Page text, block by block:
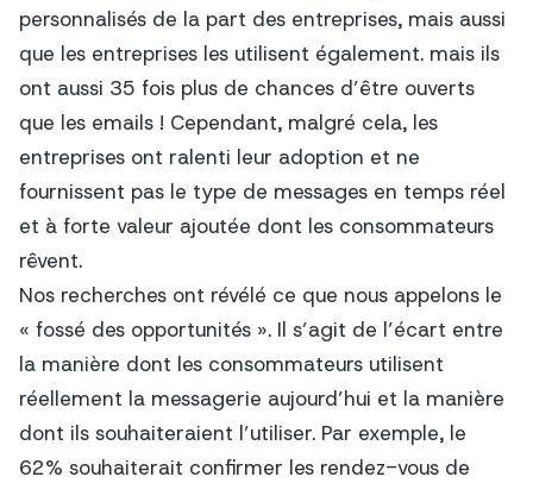
personnalisés de la part des entreprises, mais aussi
que les entreprises les utilisent également. mais ils
ont aussi 35 fois plus de chances d’être ouverts
que les emails ! Cependant, malgré cela, les
entreprises ont ralenti leur adoption et ne
fournissent pas le type de messages en temps réel
et à forte valeur ajoutée dont les consommateurs
rêvent.
Nos recherches ont révélé ce que nous appelons le
« fossé des opportunités ». Il s’agit de l’écart entre
la manière dont les consommateurs utilisent
réellement la messagerie aujourd’hui et la manière
dont ils souhaiteraient l’utiliser. Par exemple, le
62% souhaiterait confirmer les rendez-vous de